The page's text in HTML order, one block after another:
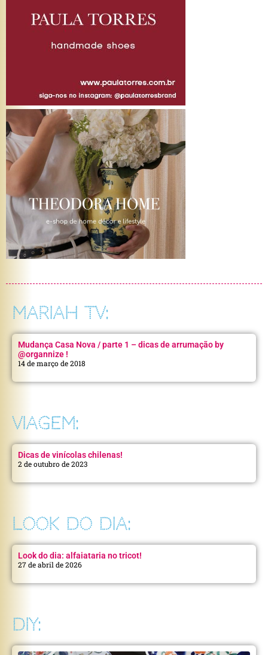
MARIAH TV:
Mudança Casa Nova / parte 1 – dicas de arrumação by
@organnize !
14 de março de 2018
VIAGEM:
Dicas de vinícolas chilenas!
2 de outubro de 2023
LOOK DO DIA:
Look do dia: alfaiataria no tricot!
27 de abril de 2026
DIY: